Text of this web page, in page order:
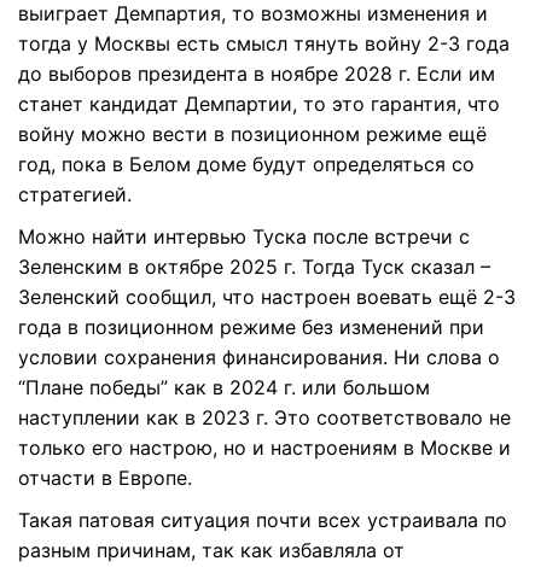
выиграет Демпартия, то возможны изменения и
тогда у Москвы есть смысл тянуть войну 2-3 года
до выборов президента в ноябре 2028 г. Если им
станет кандидат Демпартии, то это гарантия, что
войну можно вести в позиционном режиме ещё
год, пока в Белом доме будут определяться со
стратегией.
Можно найти интервью Туска после встречи с
Зеленским в октябре 2025 г. Тогда Туск сказал –
Зеленский сообщил, что настроен воевать ещё 2-3
года в позиционном режиме без изменений при
условии сохранения финансирования. Ни слова о
“Плане победы” как в 2024 г. или большом
наступлении как в 2023 г. Это соответствовало не
только его настрою, но и настроениям в Москве и
отчасти в Европе.
Такая патовая ситуация почти всех устраивала по
разным причинам, так как избавляла от